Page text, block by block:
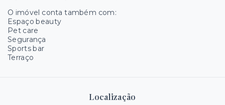
O imóvel conta também com:
Espaço beauty
Pet care
Segurança
Sports bar
Terraço
Localização